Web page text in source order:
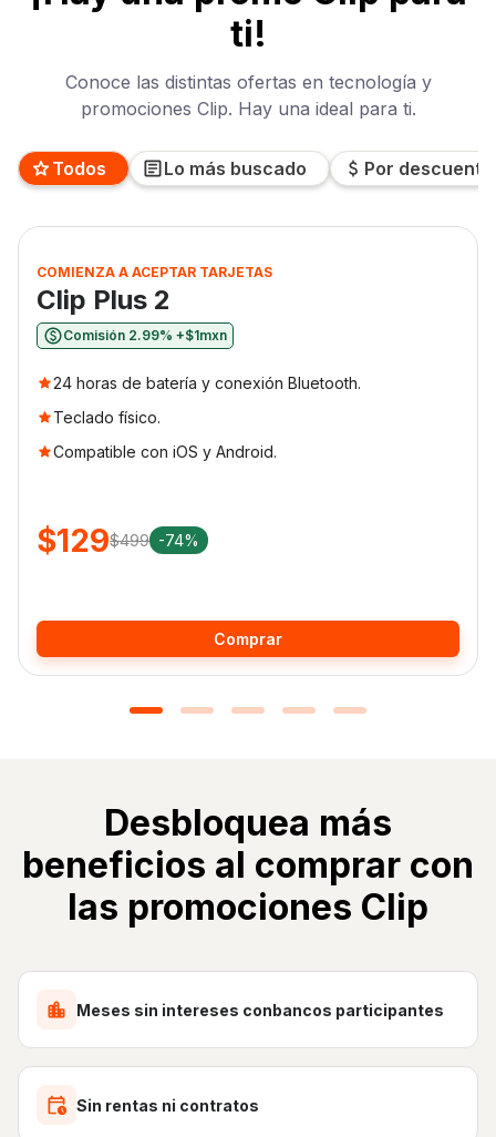
ti!
Conoce las distintas ofertas en tecnología y
promociones Clip. Hay una ideal para ti.
Todos Lo más buscado Por descuento
COMIENZA A ACEPTAR TARJETAS
Clip Plus 2
Comisión 2.99% +$1mxn
24 horas de batería y conexión Bluetooth.
Teclado físico.
Compatible con iOS y Android.
$129$499 -74%
Comprar
Desbloquea más
beneficios al comprar con
las promociones Clip
Meses sin intereses conbancos participantes
Sin rentas ni contratos